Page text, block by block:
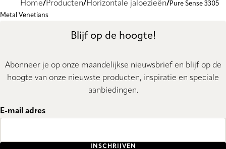
Home Producten Horizontale jaloezieën
Pure Sense 3305
Metal Venetians
Blijf op de hoogte!
Abonneer je op onze maandelijkse nieuwsbrief en blijf op de
hoogte van onze nieuwste producten, inspiratie en speciale
aanbiedingen.
E-mail adres
INSCHRIJVEN